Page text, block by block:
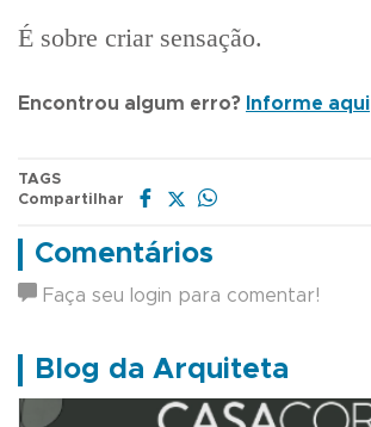
É sobre criar sensação.
Encontrou algum erro? Informe aqui
TAGS
Compartilhar
Comentários
Faça seu login para comentar!
Blog da Arquiteta